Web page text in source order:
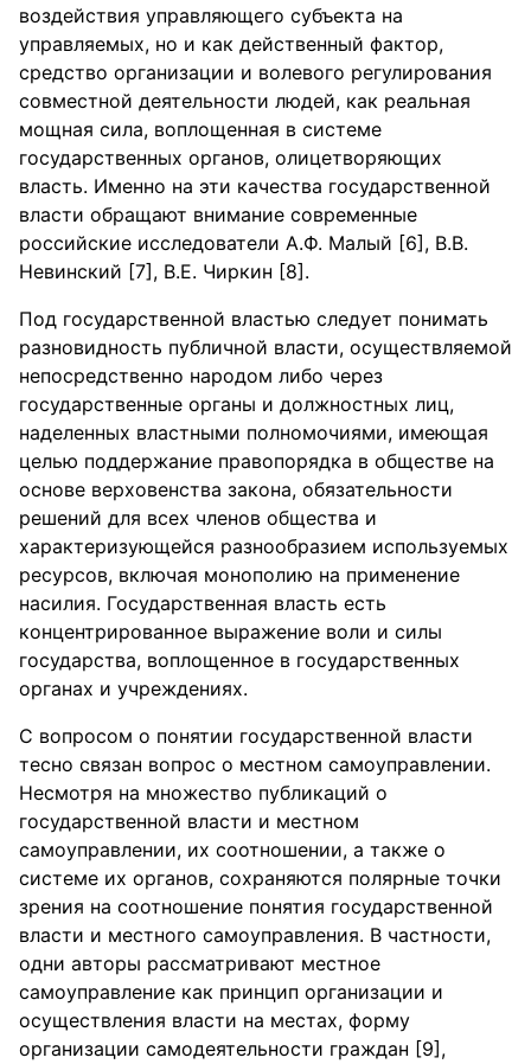
воздействия управляющего субъекта на
управляемых, но и как действенный фактор,
средство организации и волевого регулирования
совместной деятельности людей, как реальная
мощная сила, воплощенная в системе
государственных органов, олицетворяющих
власть. Именно на эти качества государственной
власти обращают внимание современные
российские исследователи А.Ф. Малый [6], В.В.
Невинский [7], В.Е. Чиркин [8].
Под государственной властью следует понимать
разновидность публичной власти, осуществляемой
непосредственно народом либо через
государственные органы и должностных лиц,
наделенных властными полномочиями, имеющая
целью поддержание правопорядка в обществе на
основе верховенства закона, обязательности
решений для всех членов общества и
характеризующейся разнообразием используемых
ресурсов, включая монополию на применение
насилия. Государственная власть есть
концентрированное выражение воли и силы
государства, воплощенное в государственных
органах и учреждениях.
С вопросом о понятии государственной власти
тесно связан вопрос о местном самоуправлении.
Несмотря на множество публикаций о
государственной власти и местном
самоуправлении, их соотношении, а также о
системе их органов, сохраняются полярные точки
зрения на соотношение понятия государственной
власти и местного самоуправления. В частности,
одни авторы рассматривают местное
самоуправление как принцип организации и
осуществления власти на местах, форму
организации самодеятельности граждан [9],